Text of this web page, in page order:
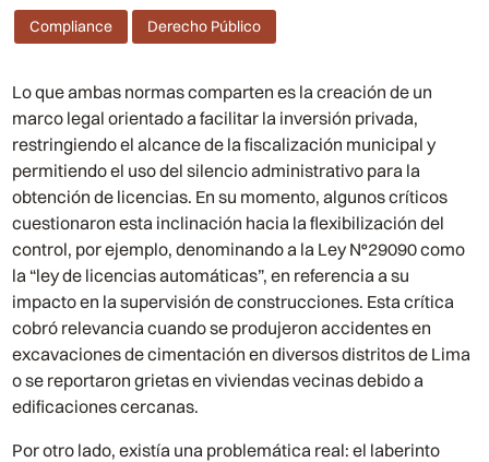
Compliance Derecho Público
Lo que ambas normas comparten es la creación de un
marco legal orientado a facilitar la inversión privada,
restringiendo el alcance de la fiscalización municipal y
permitiendo el uso del silencio administrativo para la
obtención de licencias. En su momento, algunos críticos
cuestionaron esta inclinación hacia la flexibilización del
control, por ejemplo, denominando a la Ley N°29090 como
la “ley de licencias automáticas”, en referencia a su
impacto en la supervisión de construcciones. Esta crítica
cobró relevancia cuando se produjeron accidentes en
excavaciones de cimentación en diversos distritos de Lima
o se reportaron grietas en viviendas vecinas debido a
edificaciones cercanas.
Por otro lado, existía una problemática real: el laberinto